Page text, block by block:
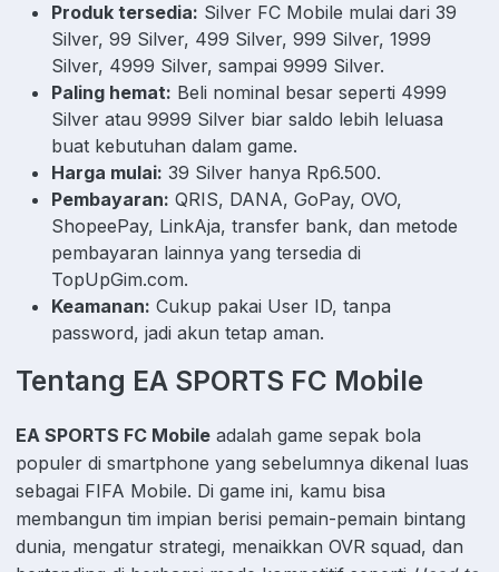
Produk tersedia: Silver FC Mobile mulai dari 39
Silver, 99 Silver, 499 Silver, 999 Silver, 1999
Silver, 4999 Silver, sampai 9999 Silver.
Paling hemat: Beli nominal besar seperti 4999
Silver atau 9999 Silver biar saldo lebih leluasa
buat kebutuhan dalam game.
Harga mulai: 39 Silver hanya Rp6.500.
Pembayaran: QRIS, DANA, GoPay, OVO,
ShopeePay, LinkAja, transfer bank, dan metode
pembayaran lainnya yang tersedia di
TopUpGim.com.
Keamanan: Cukup pakai User ID, tanpa
password, jadi akun tetap aman.
Tentang EA SPORTS FC Mobile
EA SPORTS FC Mobile adalah game sepak bola
populer di smartphone yang sebelumnya dikenal luas
sebagai FIFA Mobile. Di game ini, kamu bisa
membangun tim impian berisi pemain-pemain bintang
dunia, mengatur strategi, menaikkan OVR squad, dan